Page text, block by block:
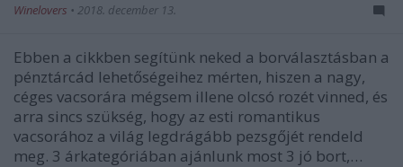
Winelovers • 2018. december 13.
Ebben a cikkben segítünk neked a borválasztásban a
pénztárcád lehetőségeihez mérten, hiszen a nagy,
céges vacsorára mégsem illene olcsó rozét vinned, és
arra sincs szükség, hogy az esti romantikus
vacsorához a világ legdrágább pezsgőjét rendeld
meg. 3 árkategóriában ajánlunk most 3 jó bort,…